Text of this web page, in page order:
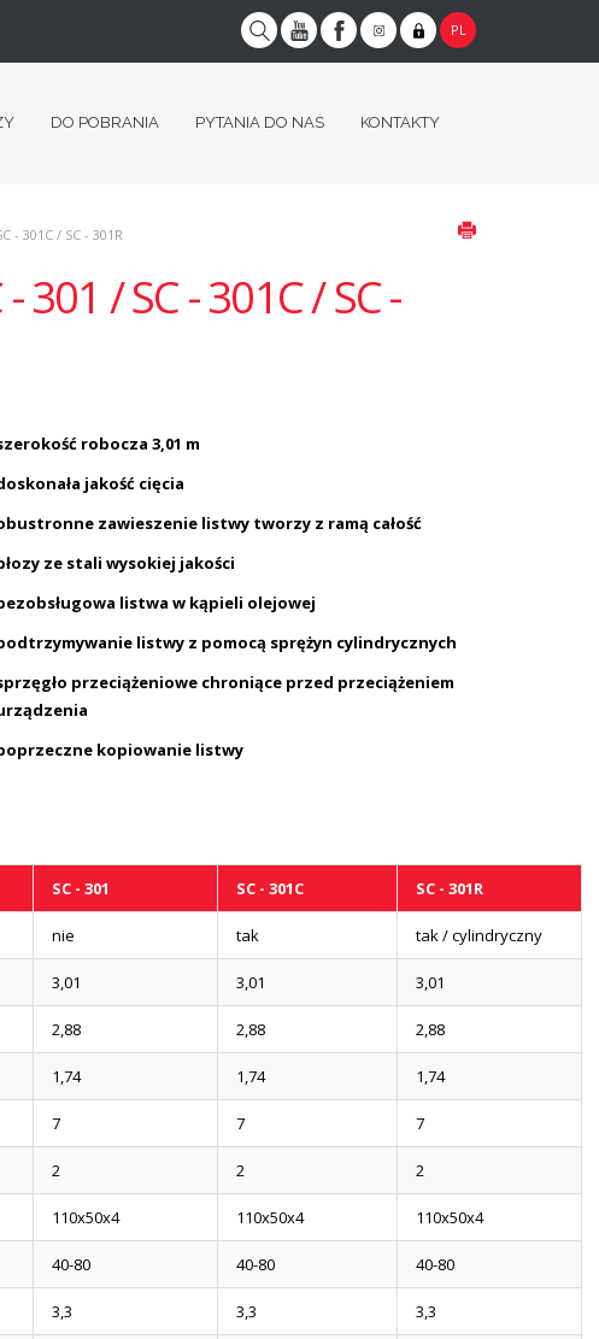
PL
DO POBRANIA PYTANIA DO NAS KONTAKTY
- 301C / SC - 301R
301 / SC - 301C / SC -
robocza 3,01 m
jakość cięcia
zawieszenie listwy tworzy z ramą całość
ze stali wysokiej jakości
listwa w kąpieli olejowej
listwy z pomocą sprężyn cylindrycznych
przeciążeniowe chroniące przed przeciążeniem
kopiowanie listwy
SC - 301 SC - 301C SC - 301R
nie tak tak / cylindryczny
3,01 3,01 3,01
2,88 2,88 2,88
1,74 1,74 1,74
7 7 7
2 2 2
110x50x4 110x50x4 110x50x4
40-80 40-80 40-80
3,3 3,3 3,3